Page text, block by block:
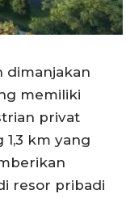
dimanjakan
memiliki
privat
1,3 km yang
resor pribadi